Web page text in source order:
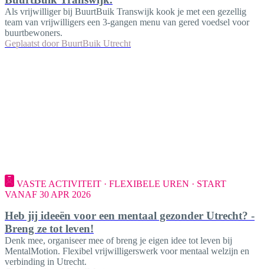
Als vrijwilliger bij BuurtBuik Transwijk kook je met een gezellig
team van vrijwilligers een 3-gangen menu van gered voedsel voor
buurtbewoners.
Geplaatst door BuurtBuik Utrecht
VASTE ACTIVITEIT · FLEXIBELE UREN · START
VANAF 30 APR 2026
Heb jij ideeën voor een mentaal gezonder Utrecht? -
Breng ze tot leven!
Denk mee, organiseer mee of breng je eigen idee tot leven bij
MentalMotion. Flexibel vrijwilligerswerk voor mentaal welzijn en
verbinding in Utrecht.